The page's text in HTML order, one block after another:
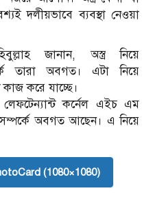
দলীয়ভাবে ব্যবস্থা নেওয়া
জানান, অস্ত্র নিয়ে
তারা অবগত। এটা নিয়ে
করে যাচ্ছে।
কর্নেল এইচ এম
অবগত আছেন। এ নিয়ে
(1080×1080)